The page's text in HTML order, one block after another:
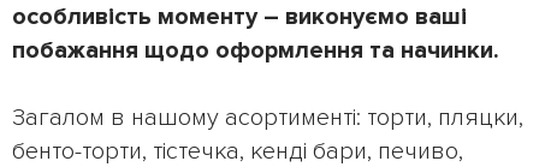
особливість моменту – виконуємо ваші
побажання щодо оформлення та начинки.
Загалом в нашому асортименті: торти, пляцки,
бенто-торти, тістечка, кенді бари, печиво,